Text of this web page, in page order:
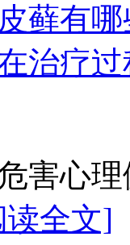
藓有
治疗
心理
读全文]